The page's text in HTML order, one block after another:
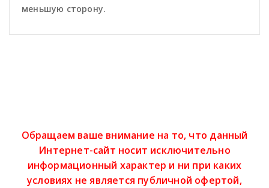
меньшую сторону.
Обращаем ваше внимание на то, что данный
Интернет-сайт носит исключительно
информационный характер и ни при каких
условиях не является публичной офертой,